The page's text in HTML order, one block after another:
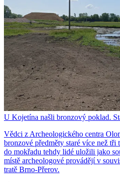
U Kojetína našli bronzový poklad.
Vědci z Archeologického centra
bronzové předměty staré více než tři
do mokřadu tehdy lidé uložili jako
místě archeologové provádějí v
tratě Brno-Přerov.